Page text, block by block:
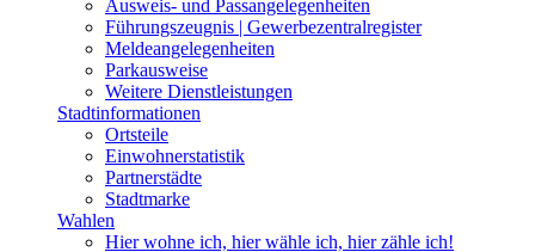
Ausweis- und Passangelegenheiten
Führungszeugnis | Gewerbezentralregister
Meldeangelegenheiten
Parkausweise
Weitere Dienstleistungen
Stadtinformationen
Ortsteile
Einwohnerstatistik
Partnerstädte
Stadtmarke
Wahlen
Hier wohne ich, hier wähle ich, hier zähle ich!